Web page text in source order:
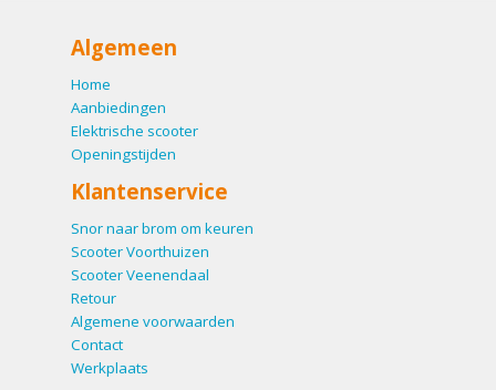
Algemeen
Home
Aanbiedingen
Elektrische scooter
Openingstijden
Klantenservice
Snor naar brom om keuren
Scooter Voorthuizen
Scooter Veenendaal
Retour
Algemene voorwaarden
Contact
Werkplaats